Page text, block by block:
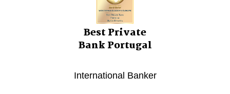
Best Private
Bank Portugal
International Banker